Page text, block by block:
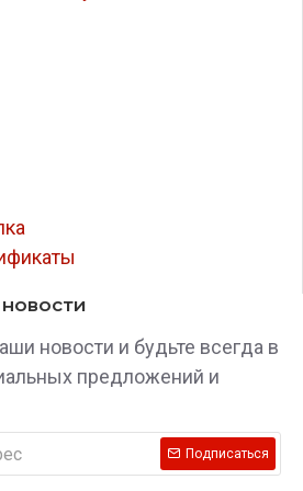
только в определенном
передач.
новости и будьте всегда в
предложений и
Подписаться